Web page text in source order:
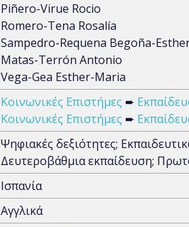
Piñero-Virue Rocio
Romero-Tena Rosalía
Sampedro-Requena Begoña-
Matas-Terrón Antonio
Vega-Gea Esther-Maria
Κοινωνικές Επιστήμες ➨
Κοινωνικές Επιστήμες ➨
Ψηφιακές δεξιότητες;
Δευτεροβάθμια εκπαίδευση;
Ισπανία
Αγγλικά